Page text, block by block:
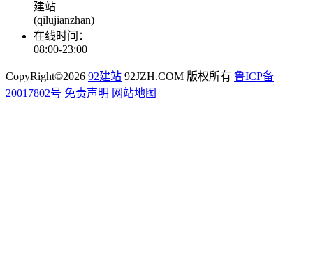
建站
(qilujianzhan)
在线时间：
08:00-23:00
CopyRight©2026 92建站 92JZH.COM 版权所有 鲁ICP备
20017802号 免责声明 网站地图